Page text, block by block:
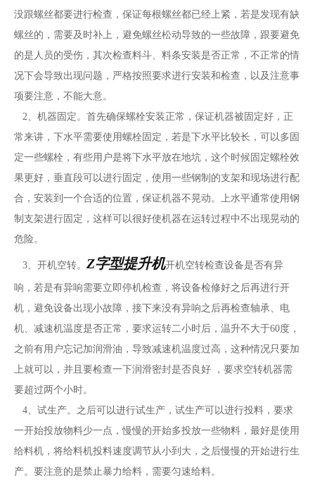
没跟螺丝都要进行检查，保证每根螺丝都已经上紧，若是发现有缺
螺丝的，需要及时补上，避免螺丝松动导致的一些故障，跟要避免
的是人员的受伤，其次检查料斗、料条安装是否正常，不正常的情
况下会导致出现问题，严格按照要求进行安装和检查，以及注意事
项要注意，不能大意。
2、机器固定。首先确保螺栓安装正常，保证机器被固定好，正
常来讲，下水平需要使用螺栓固定，若是下水平比较长，可以多固
定一些螺栓，有些用户是将下水平放在地坑，这个时候固定螺栓效
果更好，垂直段可以进行固定，使用一些钢制的支架和现场进行配
合，安装到一个合适的位置，保证机器不晃动。上水平通常使用钢
制支架进行固定，这样可以很好使机器在运转过程中不出现晃动的
危险。
3、开机空转。 Z字型提升机开机空转检查设备是否有异
响，若是有异响需要立即停机检查，将设备检修好之后再进行开
机，避免设备出现小故障，接下来没有异响之后再检查轴承、电
机、减速机温度是否正常，要求运转二小时后，温升不大于60度，
之前有用户忘记加润滑油，导致减速机温度过高，这种情况只要加
上就可以，并且要检查一下润滑密封是否良好 ，要求空转机器需
要超过两个小时。
4、试生产。之后可以进行试生产，试生产可以进行投料，要求
一开始投放物料少一点，慢慢的开始多投放一些物料，最好是使用
给料机，将给料机投料速度调节从小到大，之后慢慢的开始进行生
产。要注意的是禁止暴力给料，需要匀速给料。